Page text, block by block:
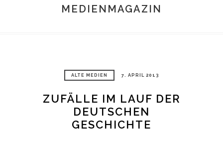
MEDIENMAGAZIN
ALTE MEDIEN 7. APRIL 2013
ZUFÄLLE IM LAUF DER
DEUTSCHEN
GESCHICHTE